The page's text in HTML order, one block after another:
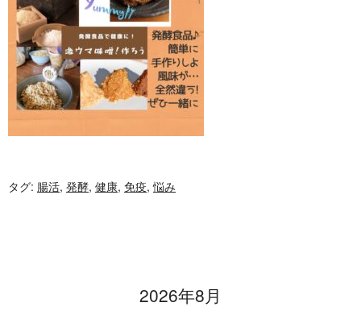
タグ: 腸活, 発酵, 健康, 免疫,悩み
2026年8月